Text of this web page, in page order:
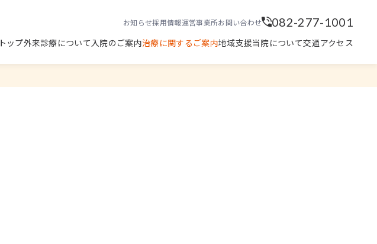
トップ外来診療について入院のご案内治療に関するご案内地域支援当院について交通アクセス
お知らせ採用情報運営事業所お問い合わせ 082-277-1001